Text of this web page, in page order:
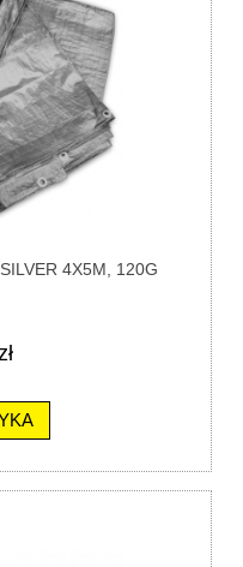
4X5M, 120G